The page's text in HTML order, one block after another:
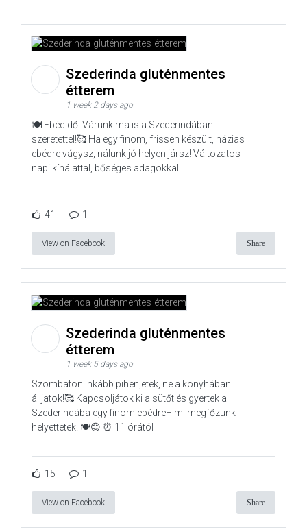
Szederinda gluténmentes
étterem
1 week 2 days ago
🍽️ Ebédidő! Várunk ma is a Szederindában
szeretettel!🥰 Ha egy finom, frissen készült, házias
ebédre vágysz, nálunk jó helyen jársz! Változatos
napi kínálattal, bőséges adagokkal
41 1
View on Facebook Share
Szederinda gluténmentes
étterem
1 week 5 days ago
Szombaton inkább pihenjetek, ne a konyhában
álljatok!🥰 Kapcsoljátok ki a sütőt és gyertek a
Szederindába egy finom ebédre– mi megfőzünk
helyettetek! 🍽️😊 ⏰ 11 órától
15 1
View on Facebook Share